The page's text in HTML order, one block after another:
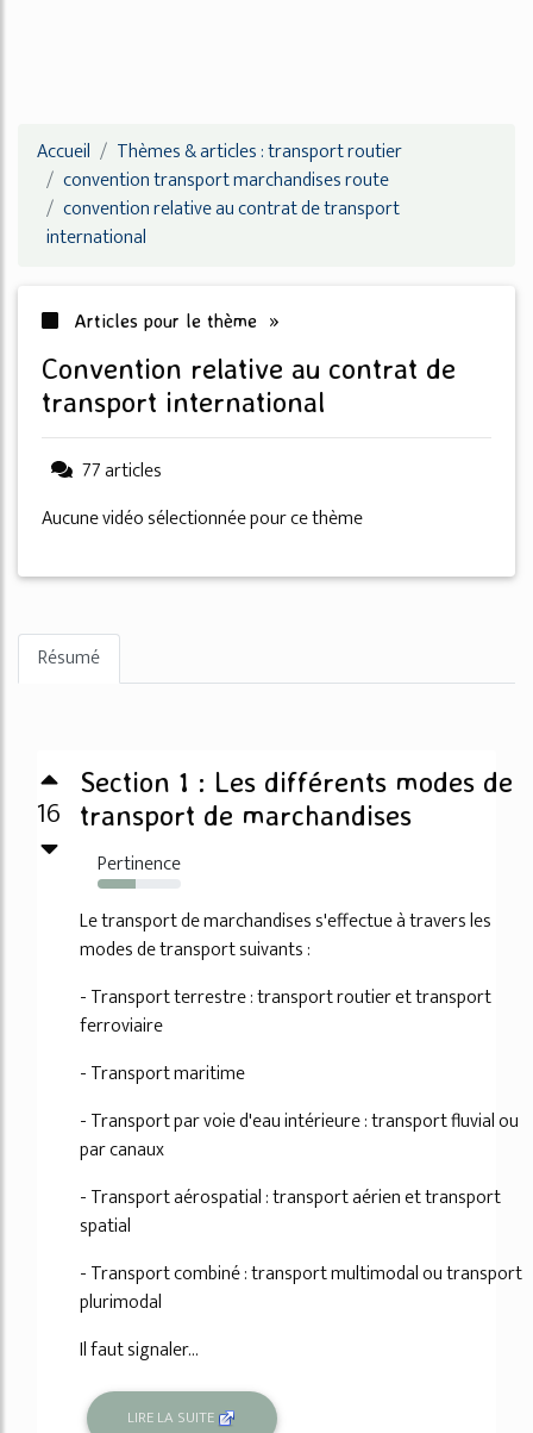
Accueil
Thèmes & articles : transport routier
convention transport marchandises route
convention relative au contrat de transport
international
Articles pour le thème »
convention relative au contrat de
transport international
77 articles
Aucune vidéo sélectionnée pour ce thème
Résumé
16
Section 1 : Les différents modes de
transport de marchandises
Pertinence
46%
Le transport de marchandises s'effectue à travers les
modes de transport suivants :
- Transport terrestre : transport routier et transport
ferroviaire
- Transport maritime
- Transport par voie d'eau intérieure : transport fluvial ou
par canaux
- Transport aérospatial : transport aérien et transport
spatial
- Transport combiné : transport multimodal ou transport
plurimodal
Il faut signaler...
LIRE LA SUITE